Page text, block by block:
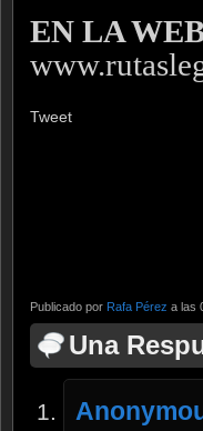
EN LA
Tweet
Publicado por Rafa Pérez a las
Una